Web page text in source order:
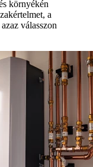
környékén
a
válasszon